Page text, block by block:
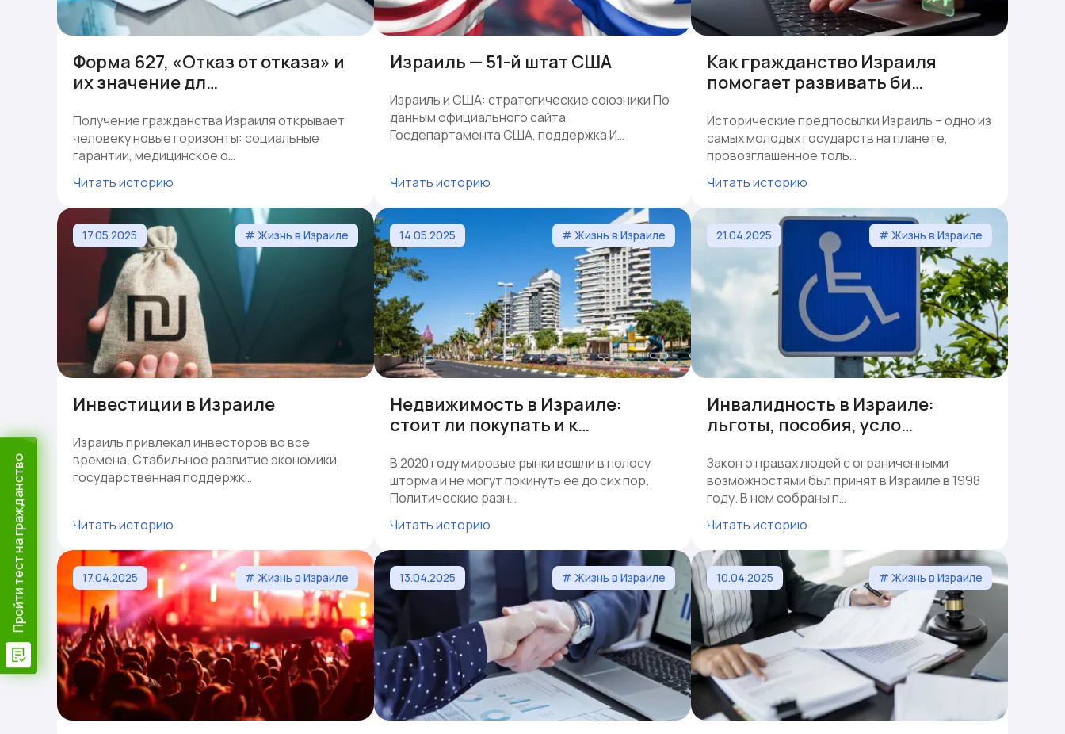
Форма 627, «Отказ от отказа» и
их значение дл…
Получение гражданства Израиля открывает
человеку новые горизонты: социальные
гарантии, медицинское о…
Читать историю
Израиль — 51-й штат США
Израиль и США: стратегические союзники По
данным официального сайта
Госдепартамента США, поддержка И…
Читать историю
Как гражданство Израиля
помогает развивать би…
Исторические предпосылки Израиль – одно из
самых молодых государств на планете,
провозглашенное толь…
Читать историю
17.05.2025 # Жизнь в Израиле
Инвестиции в Израиле
Израиль привлекал инвесторов во все
времена. Стабильное развитие экономики,
государственная поддержк…
Читать историю
14.05.2025 # Жизнь в Израиле
Недвижимость в Израиле:
стоит ли покупать и к…
В 2020 году мировые рынки вошли в полосу
шторма и не могут покинуть ее до сих пор.
Политические разн…
Читать историю
21.04.2025 # Жизнь в Израиле
Инвалидность в Израиле:
льготы, пособия, усло…
Закон о правах людей с ограниченными
возможностями был принят в Израиле в 1998
году. В нем собраны п…
Читать историю
17.04.2025 # Жизнь в Израиле 13.04.2025 # Жизнь в Израиле 10.04.2025 # Жизнь в Израиле
Пройти тест на гражданство